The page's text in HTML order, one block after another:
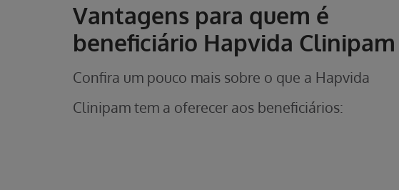
Vantagens para quem é
beneficiário Hapvida Clinipam
Confira um pouco mais sobre o que a Hapvida
Clinipam tem a oferecer aos beneficiários: